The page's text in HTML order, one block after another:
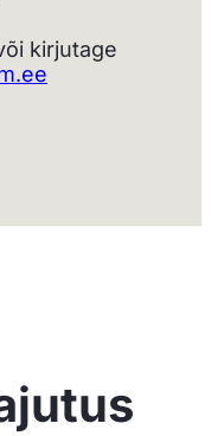
kirjutage